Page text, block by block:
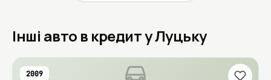
Інші авто в кредит у Луцьку
2009